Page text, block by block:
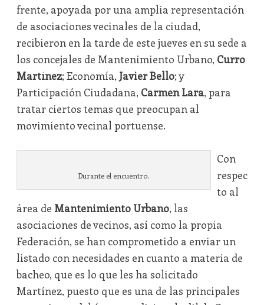
frente, apoyada por una amplia representación
de asociaciones vecinales de la ciudad,
recibieron en la tarde de este jueves en su sede a
los concejales de Mantenimiento Urbano, Curro
Martínez; Economía, Javier Bello; y
Participación Ciudadana, Carmen Lara, para
tratar ciertos temas que preocupan al
movimiento vecinal portuense.
Durante el encuentro.
Con
respec
to al
área de Mantenimiento Urbano, las
asociaciones de vecinos, así como la propia
Federación, se han comprometido a enviar un
listado con necesidades en cuanto a materia de
bacheo, que es lo que les ha solicitado
Martínez, puesto que es una de las principales